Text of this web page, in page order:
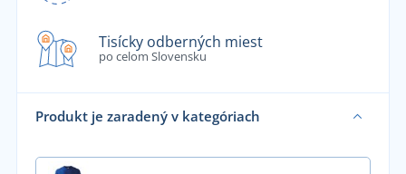
Tisícky odberných miest
po celom Slovensku
Produkt je zaradený v kategóriach